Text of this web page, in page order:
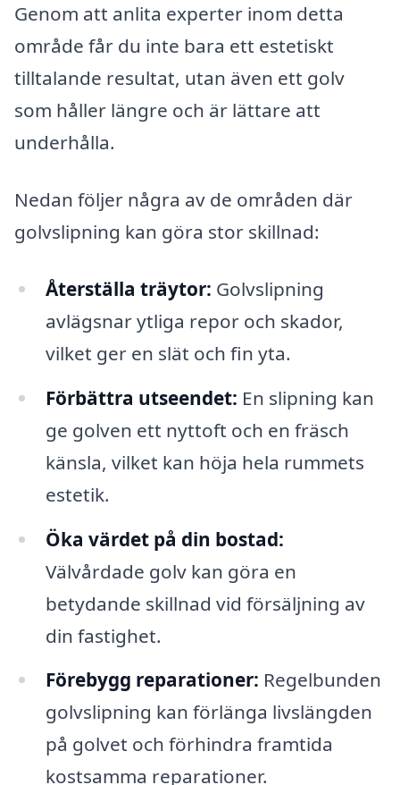
Genom att anlita experter inom detta
område får du inte bara ett estetiskt
tilltalande resultat, utan även ett golv
som håller längre och är lättare att
underhålla.
Nedan följer några av de områden där
golvslipning kan göra stor skillnad:
Återställa träytor: Golvslipning
avlägsnar ytliga repor och skador,
vilket ger en slät och fin yta.
Förbättra utseendet: En slipning kan
ge golven ett nyttoft och en fräsch
känsla, vilket kan höja hela rummets
estetik.
Öka värdet på din bostad:
Välvårdade golv kan göra en
betydande skillnad vid försäljning av
din fastighet.
Förebygg reparationer: Regelbunden
golvslipning kan förlänga livslängden
på golvet och förhindra framtida
kostsamma reparationer.